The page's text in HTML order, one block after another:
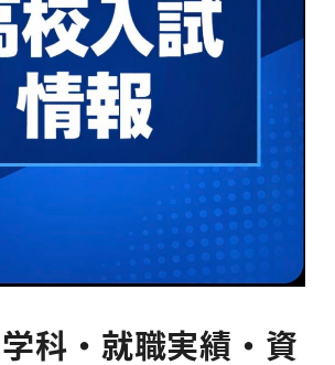
科・就職実績・資